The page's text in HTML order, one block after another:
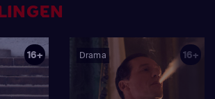
16+ Drama 16+